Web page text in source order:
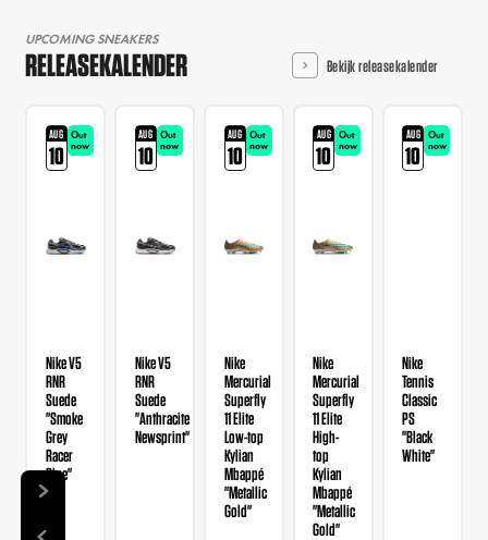
UPCOMING SNEAKERS
RELEASEKALENDER Bekijk releasekalender
AUG
10
Out
now
Nike V5
RNR
Suede
"Smoke
Grey
Racer
Blue"
AUG
10
Out
now
Nike V5
RNR
Suede
"Anthracite
Newsprint"
AUG
10
Out
now
Nike
Mercurial
Superfly
11 Elite
Low-top
Kylian
Mbappé
"Metallic
Gold"
AUG
10
Out
now
Nike
Mercurial
Superfly
11 Elite
High-
top
Kylian
Mbappé
"Metallic
Gold"
AUG
10
Out
now
Nike
Tennis
Classic
PS
"Black
White"